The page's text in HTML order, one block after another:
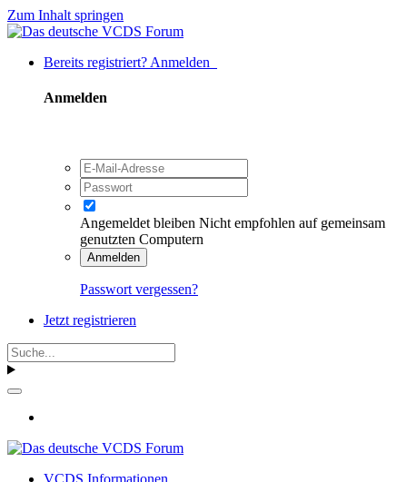
Zum Inhalt springen
Bereits registriert? Anmelden
Anmelden
Angemeldet bleiben Nicht empfohlen auf gemeinsam
genutzten Computern
Anmelden
Passwort vergessen?
Jetzt registrieren
VCDS Informationen